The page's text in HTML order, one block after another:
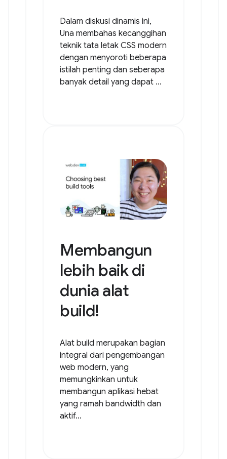
Dalam diskusi dinamis ini,
Una membahas kecanggihan
teknik tata letak CSS modern
dengan menyoroti beberapa
istilah penting dan seberapa
banyak detail yang dapat ...
Membangun
lebih baik di
dunia alat
build!
Alat build merupakan bagian
integral dari pengembangan
web modern, yang
memungkinkan untuk
membangun aplikasi hebat
yang ramah bandwidth dan
aktif...